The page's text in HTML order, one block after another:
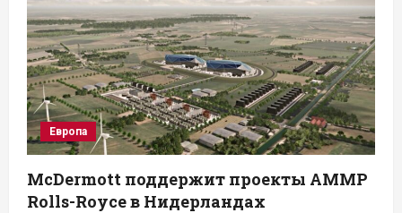
создание
трех
термоядерных
хабов
Европа
McDermott поддержит проекты АММР
Rolls-Royce в Нидерландах